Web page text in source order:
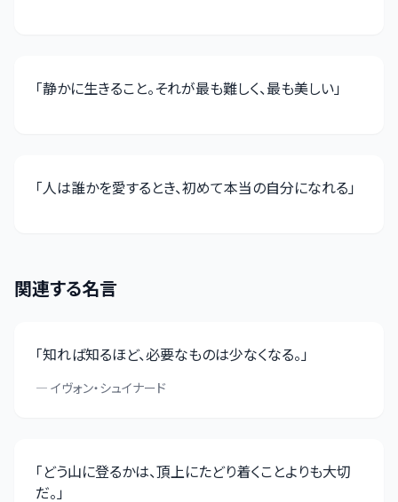
「静かに生きること。それが最も難しく、最も美しい」
「人は誰かを愛するとき、初めて本当の自分になれる」
関連する名言
「知れば知るほど、必要なものは少なくなる。」
— イヴォン・シュイナード
「どう山に登るかは、頂上にたどり着くことよりも大切
だ。」